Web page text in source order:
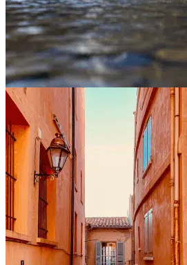
Entre montagnes et lacs